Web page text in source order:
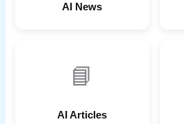
AI News
📘
AI Articles